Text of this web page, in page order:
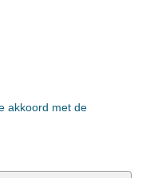
akkoord met de